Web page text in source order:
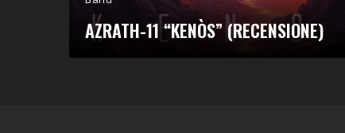
AZRATH-11 “KENÒS” (RECENSIONE)